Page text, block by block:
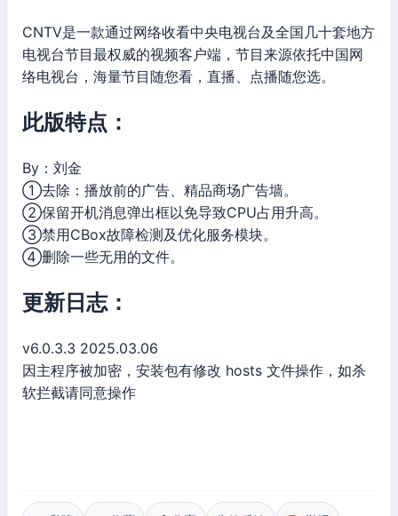
CNTV是一款通过网络收看中央电视台及全国几十套地方
电视台节目最权威的视频客户端，节目来源依托中国网
络电视台，海量节目随您看，直播、点播随您选。
此版特点：
By：刘金
①去除：播放前的广告、精品商场广告墙。
②保留开机消息弹出框以免导致CPU占用升高。
③禁用CBox故障检测及优化服务模块。
④删除一些无用的文件。
更新日志：
v6.0.3.3 2025.03.06
因主程序被加密，安装包有修改 hosts 文件操作，如杀
软拦截请同意操作